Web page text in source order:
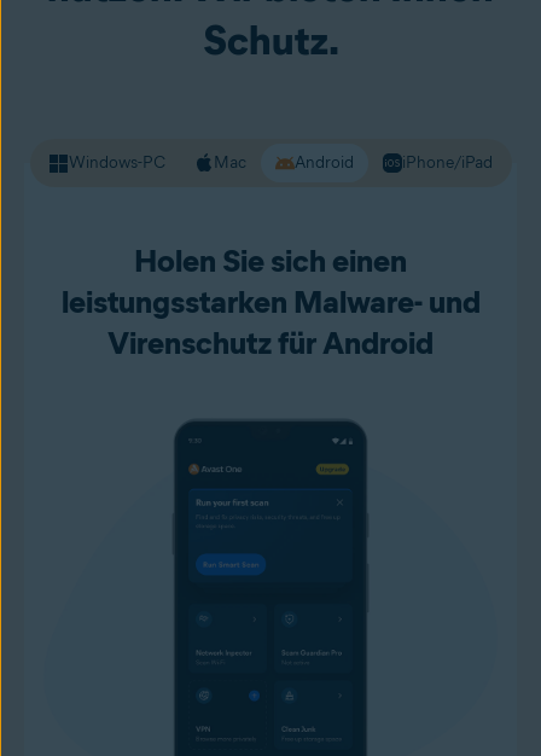
Ihr Online-Leben mit mehr Zuversicht angehen.
Schutz.
Windows-PC Mac Android iPhone/iPad
Holen Sie sich einen
leistungsstarken Malware- und
Virenschutz für Android